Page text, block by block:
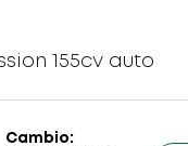
155cv auto
Cambio